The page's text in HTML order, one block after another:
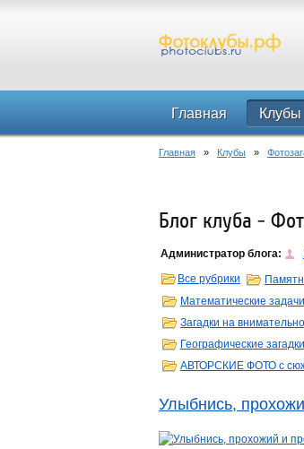
Главная Клубы
Главная » Клубы »
Блог клуба -
Администратор блога:
Все рубрики
Математические задачи
Загадки на
Географические загадки
АВТОРСКИЕ ФОТО с
Улыбнись,